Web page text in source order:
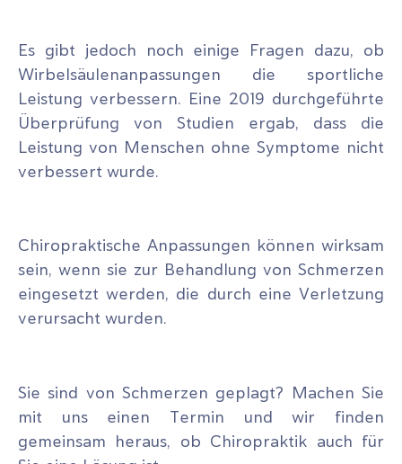
Es gibt jedoch noch einige Fragen dazu, ob
Wirbelsäulenanpassungen die sportliche
Leistung verbessern. Eine 2019 durchgeführte
Überprüfung von Studien ergab, dass die
Leistung von Menschen ohne Symptome nicht
verbessert wurde.
Chiropraktische Anpassungen können wirksam
sein, wenn sie zur Behandlung von Schmerzen
eingesetzt werden, die durch eine Verletzung
verursacht wurden.
Sie sind von Schmerzen geplagt? Machen Sie
mit uns einen Termin und wir finden
gemeinsam heraus, ob Chiropraktik auch für